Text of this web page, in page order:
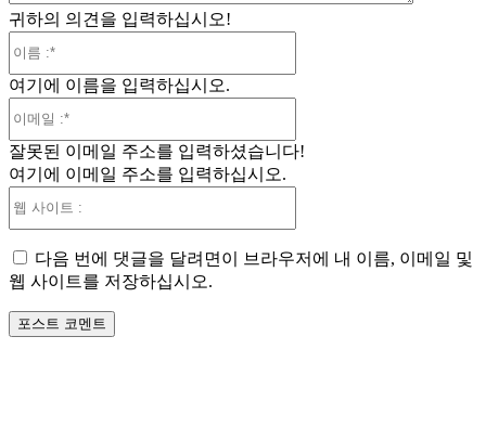
귀하의 의견을 입력하십시오!
여기에 이름을 입력하십시오.
일
잘못된 이메일 주소를 입력하셨습니다!
여기에 이메일 주소를 입력하십시오.
트
다음 번에 댓글을 달려면이 브라우저에 내 이름, 이메일 및
웹 사이트를 저장하십시오.